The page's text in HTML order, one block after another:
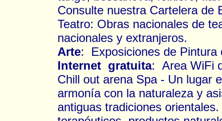
Consulte nuestra Cartelera de
Teatro: Obras nacionales de
nacionales y extranjeros.
Arte: Exposiciones de Pintura
Internet gratuita: Area WiFi
Chill out arena Spa - Un lugar
armonía con la naturaleza y
antiguas tradiciones